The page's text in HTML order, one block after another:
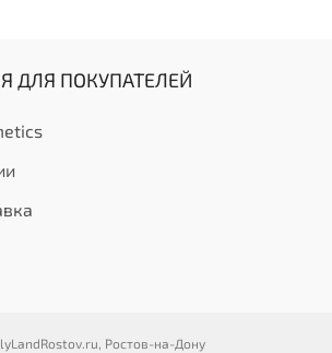
ДЛЯ ПОКУПАТЕЛЕЙ
Ростов-на-Дону